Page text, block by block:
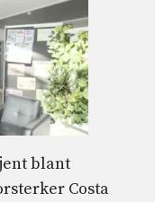
blant
Costa